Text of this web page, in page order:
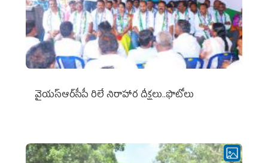
వైయ‌స్ఆర్‌సీపీ రిలే నిరాహార దీక్షలు..ఫొటోలు